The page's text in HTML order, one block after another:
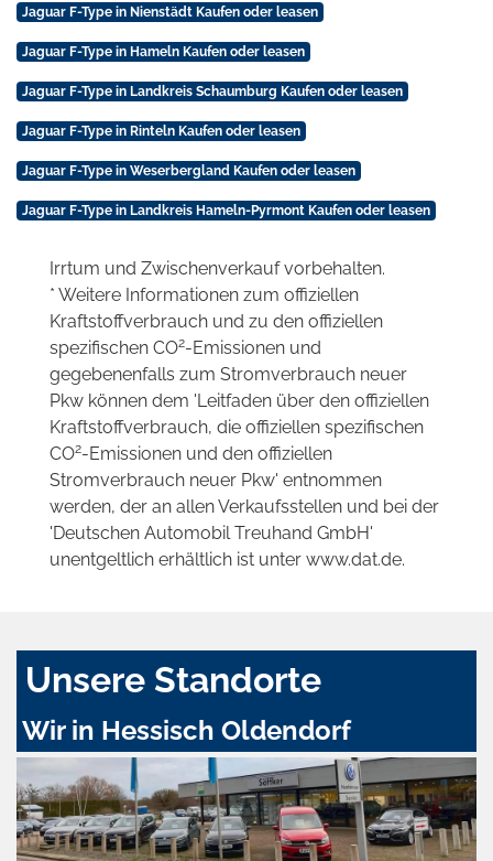
Jaguar F-Type in Nienstädt Kaufen oder leasen
Jaguar F-Type in Hameln Kaufen oder leasen
Jaguar F-Type in Landkreis Schaumburg Kaufen oder leasen
Jaguar F-Type in Rinteln Kaufen oder leasen
Jaguar F-Type in Weserbergland Kaufen oder leasen
Jaguar F-Type in Landkreis Hameln-Pyrmont Kaufen oder leasen
Irrtum und Zwischenverkauf vorbehalten.
* Weitere Informationen zum offiziellen
Kraftstoffverbrauch und zu den offiziellen
spezifischen CO2-Emissionen und
gegebenenfalls zum Stromverbrauch neuer
Pkw können dem 'Leitfaden über den offiziellen
Kraftstoffverbrauch, die offiziellen spezifischen
CO2-Emissionen und den offiziellen
Stromverbrauch neuer Pkw' entnommen
werden, der an allen Verkaufsstellen und bei der
'Deutschen Automobil Treuhand GmbH'
unentgeltlich erhältlich ist unter www.dat.de.
Unsere Standorte
Wir in Hessisch Oldendorf